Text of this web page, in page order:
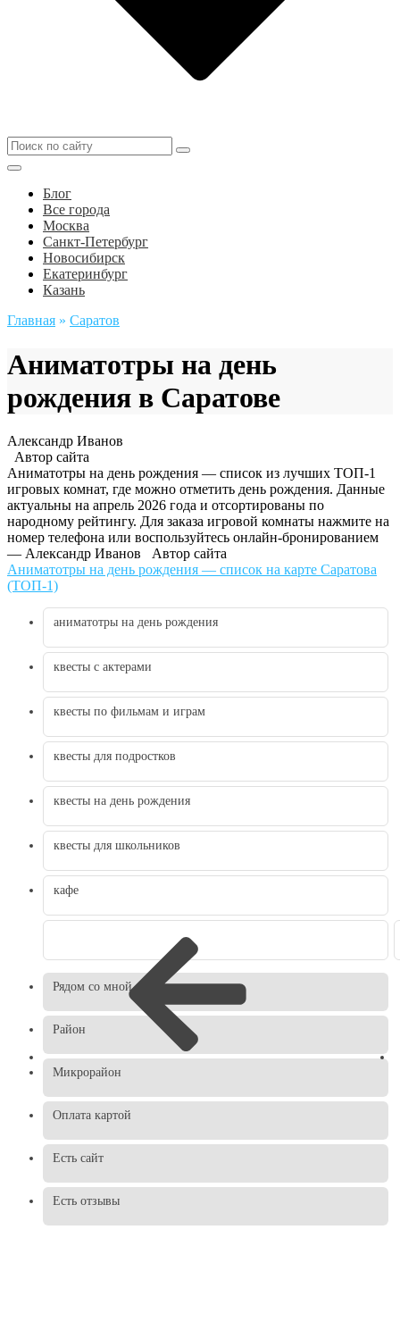
Блог
Все города
Москва
Санкт-Петербург
Новосибирск
Екатеринбург
Казань
Главная » Саратов
Аниматотры на день
рождения в Саратове
Александр Иванов
Автор сайта
Аниматотры на день рождения — список из лучших ТОП-1
игровых комнат, где можно отметить день рождения. Данные
актуальны на апрель 2026 года и отсортированы по
народному рейтингу. Для заказа игровой комнаты нажмите на
номер телефона или воспользуйтесь онлайн-бронированием
— Александр Иванов Автор сайта
Аниматотры на день рождения — список на карте Саратова
(ТОП-1)
аниматотры на день рождения
квесты с актерами
квесты по фильмам и играм
квесты для подростков
квесты на день рождения
квесты для школьников
кафе
Рядом со мной
Район
Микрорайон
Оплата картой
Есть сайт
Есть отзывы